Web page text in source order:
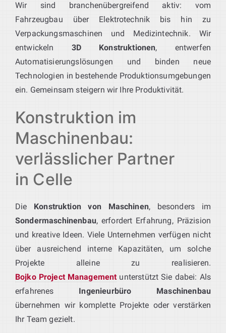
Wir sind branchenübergreifend aktiv: vom
Fahrzeugbau über Elektrotechnik bis hin zu
Verpackungsmaschinen und Medizintechnik. Wir
entwickeln 3D Konstruktionen, entwerfen
Automatisierungslösungen und binden neue
Technologien in bestehende Produktionsumgebungen
ein. Gemeinsam steigern wir Ihre Produktivität.
Konstruktion im
Maschinenbau:
verlässlicher Partner
in Celle
Die Konstruktion von Maschinen, besonders im
Sondermaschinenbau, erfordert Erfahrung, Präzision
und kreative Ideen. Viele Unternehmen verfügen nicht
über ausreichend interne Kapazitäten, um solche
Projekte alleine zu realisieren.
Bojko Project Managementunterstützt Sie dabei: Als
erfahrenes Ingenieurbüro Maschinenbau
übernehmen wir komplette Projekte oder verstärken
Ihr Team gezielt.